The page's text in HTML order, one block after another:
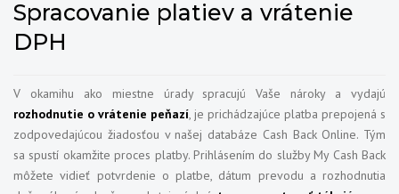
Spracovanie platiev a vrátenie
DPH
V okamihu ako miestne úrady spracujú Vaše nároky a vydajú
rozhodnutie o vrátenie peňazí, je prichádzajúce platba prepojená s
zodpovedajúcou žiadosťou v našej databáze Cash Back Online. Tým
sa spustí okamžite proces platby. Prihlásením do služby My Cash Back
môžete vidieť potvrdenie o platbe, dátum prevodu a rozhodnutia